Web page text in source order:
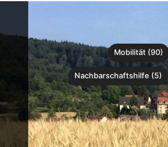
Mobilität (90)
Nachbarschaftshilfe (5)